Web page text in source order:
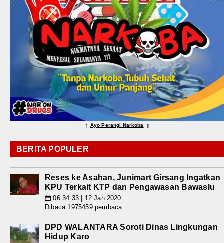
⇑ Ayo Perangi Narkoba ⇑
BERITA POPULER
Reses ke Asahan, Junimart Girsang Ingatkan
KPU Terkait KTP dan Pengawasan Bawaslu
📅 06:34:33 | 12 Jan 2020
Dibaca:1975459 pembaca
DPD WALANTARA Soroti Dinas Lingkungan
Hidup Karo